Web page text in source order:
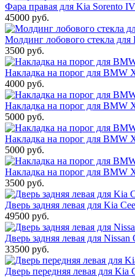
Фара правая для Kia Sorento
45000 руб.
Молдинг лобового стекла
3500 руб.
Накладка на порог для BMW
4000 руб.
Накладка на порог для BMW
5000 руб.
Накладка на порог для BMW
5000 руб.
Накладка на порог для BMW
3500 руб.
Дверь задняя левая для Kia
49500 руб.
Дверь задняя левая для
33500 руб.
Дверь передняя левая для Kia